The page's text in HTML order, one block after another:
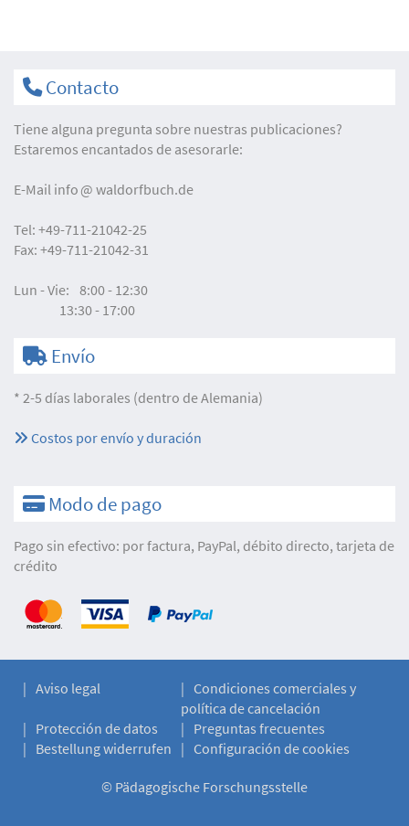
Contacto
Tiene alguna pregunta sobre nuestras publicaciones?
Estaremos encantados de asesorarle:
E-Mail info waldorfbuch.de
Tel: +49-711-21042-25
Fax: +49-711-21042-31
Lun - Vie: 8:00 - 12:30
13:30 - 17:00
Envío
* 2-5 días laborales (dentro de Alemania)
Costos por envío y duración
Modo de pago
Pago sin efectivo: por factura, PayPal, débito directo, tarjeta de
crédito
Aviso legal
Condiciones comerciales y
política de cancelación
Protección de datos
Preguntas frecuentes
Bestellung widerrufen
Configuración de cookies
© Pädagogische Forschungsstelle